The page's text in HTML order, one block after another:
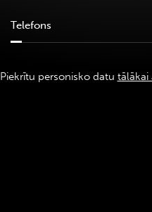
Piekrītu personisko datu tālākai